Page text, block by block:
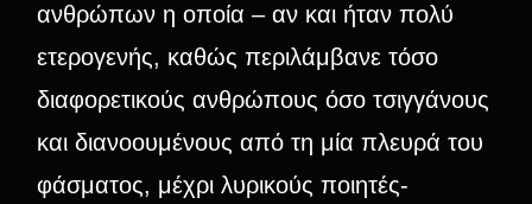
ανθρώπων η οποία – αν και ήταν πολύ
ετερογενής, καθώς περιλάμβανε τόσο
διαφορετικούς ανθρώπους όσο τσιγγάνους
και διανοουμένους από τη μία πλευρά του
φάσματος, μέχρι λυρικούς ποιητές-